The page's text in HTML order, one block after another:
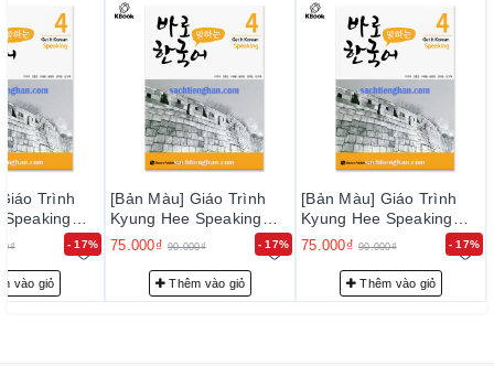
- 17%
Trình
4 - 바로
vào giỏ
- 17%
[Bản Màu] Giáo Trình
Kyung Hee Speaking
bản mới - Tập 4 - 바로
75.000₫ 90.000₫
Thêm vào giỏ
- 17%
[Bản Màu] Giáo Trình
Kyung Hee Speaking
bản mới - Tập 4 - 바로
75.000₫ 90.000₫
Thêm vào giỏ